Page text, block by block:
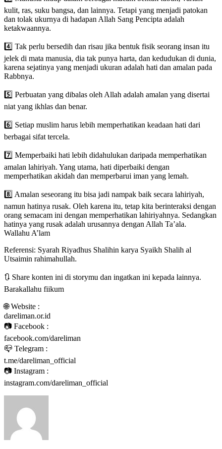
kulit, ras, suku bangsa, dan lainnya. Tetapi yang menjadi patokan
dan tolak ukurnya di hadapan Allah Sang Pencipta adalah
ketakwaannya.
4️⃣ Tak perlu bersedih dan risau jika bentuk fisik seorang insan itu
jelek di mata manusia, dia tak punya harta, dan kedudukan di dunia,
karena sejatinya yang menjadi ukuran adalah hati dan amalan pada
Rabbnya.
5️⃣ Perbuatan yang dibalas oleh Allah adalah amalan yang disertai
niat yang ikhlas dan benar.
6️⃣ Setiap muslim harus lebih memperhatikan keadaan hati dari
berbagai sifat tercela.
7️⃣ Memperbaiki hati lebih didahulukan daripada memperhatikan
amalan lahiriyah. Yang utama, hati diperbaiki dengan
memperhatikan akidah dan memperbarui iman yang lemah.
8️⃣ Amalan seseorang itu bisa jadi nampak baik secara lahiriyah,
namun hatinya rusak. Oleh karena itu, tetap kita berinteraksi dengan
orang semacam ini dengan memperhatikan lahiriyahnya. Sedangkan
hatinya yang rusak adalah urusannya dengan Allah Ta’ala.
Wallahu A’lam
Referensi: Syarah Riyadhus Shalihin karya Syaikh Shalih al
Utsaimin rahimahullah.
🔃 Share konten ini di storymu dan ingatkan ini kepada lainnya.
Barakallahu fiikum
🌐 Website :
dareliman.or.id
📷 Facebook :
facebook.com/dareliman
📪 Telegram :
t.me/dareliman_official
📷 Instagram :
instagram.com/dareliman_official